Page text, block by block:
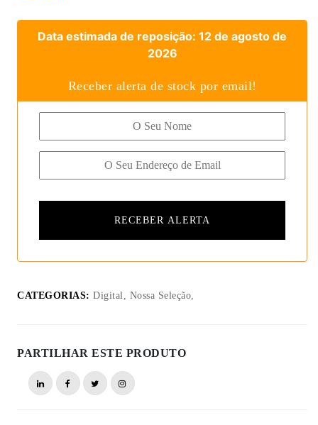
Data estimada de reposição: 12 de agosto de
2026
Receber alerta de stock por email!
CATEGORIAS: Digital, Nossa Seleção,
PARTILHAR ESTE PRODUTO